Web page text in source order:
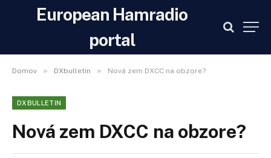
European Hamradio
portal
Domov » DXbulletin » Nová zem DXCC na obzore?
DXBULLETIN
Nová zem DXCC na obzore?